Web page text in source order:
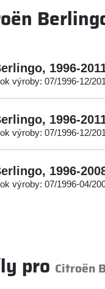
1996-
výroby: 07/1996-12/
1996-
výroby: 07/1996-12/
1996-
výroby: 07/1996-04/
pro Citroën